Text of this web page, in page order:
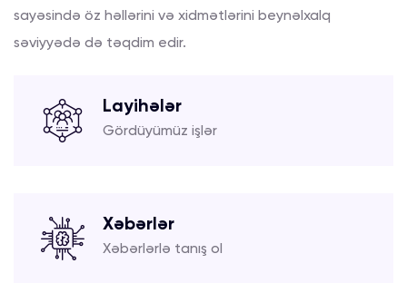
sayəsində öz həllərini və xidmətlərini beynəlxalq
səviyyədə də təqdim edir.
Layihələr
Gördüyümüz işlər
Xəbərlər
Xəbərlərlə tanış ol